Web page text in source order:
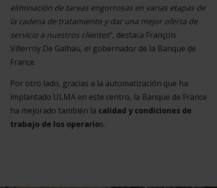
eliminación de tareas engorrosas en varias etapas de
la cadena de tratamiento y dar una mejor oferta de
servicio a nuestros clientes“, destaca François
Villerroy De Galhau, el gobernador de la Banque de
France.
Por otro lado, gracias a la automatización que ha
implantado ULMA en este centro, la Banque de France
ha mejorado también la calidad y condiciones de
trabajo de los operarios.